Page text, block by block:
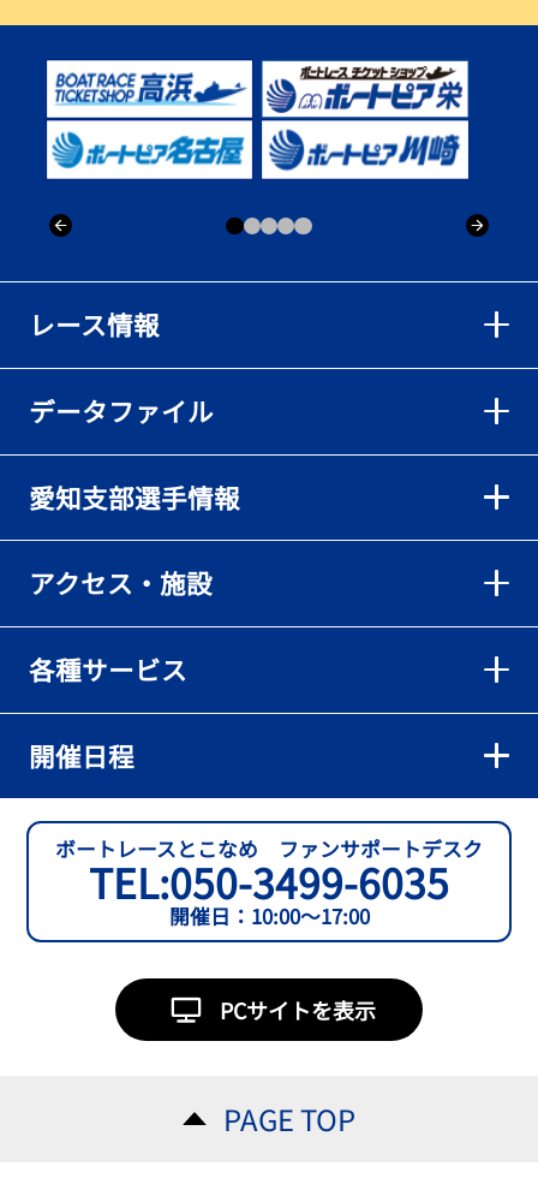
んでもらったし、恩返しをしたいです」～とこなめルーキーＳ
【常滑ボート・ルーキーＳ】荒木颯斗 予選９位でセミファイナル進
出「そろそろ優勝したい」
2026年08月02日
回りは良くなった」／常滑 - 日刊スポーツ
【ボートレース】島川海輝が逃げ切って準優勝負駆け成功、準優は
伸び意識の調整で／常滑 - 日刊スポーツ
【ボートレース】地元の荒木颯斗が有言実行の予選突破「そろそろ
2026年08月02日
【とこなめボート】出足抜群の篠原晟弥だが「叩き変える可能性も
ある」と思案顔
【とこなめボート】準優６枠の西川拓利は「チルトを跳ねる可能性
もあります」
2026年08月02日
【とこなめボート ルーキーシリーズ第15戦】石渡翔一郎 内枠狙うぞ
「足は厳しかったけど、４日目につながって良かった」～とこなめ
2026年08月01日
レース情報
データファイル
愛知支部選手情報
アクセス・施設
各種サービス
開催日程
ボートレースとこなめ ファンサポートデスク
TEL:050-3499-6035
開催日：10:00～17:00
PCサイトを表示
PAGE TOP